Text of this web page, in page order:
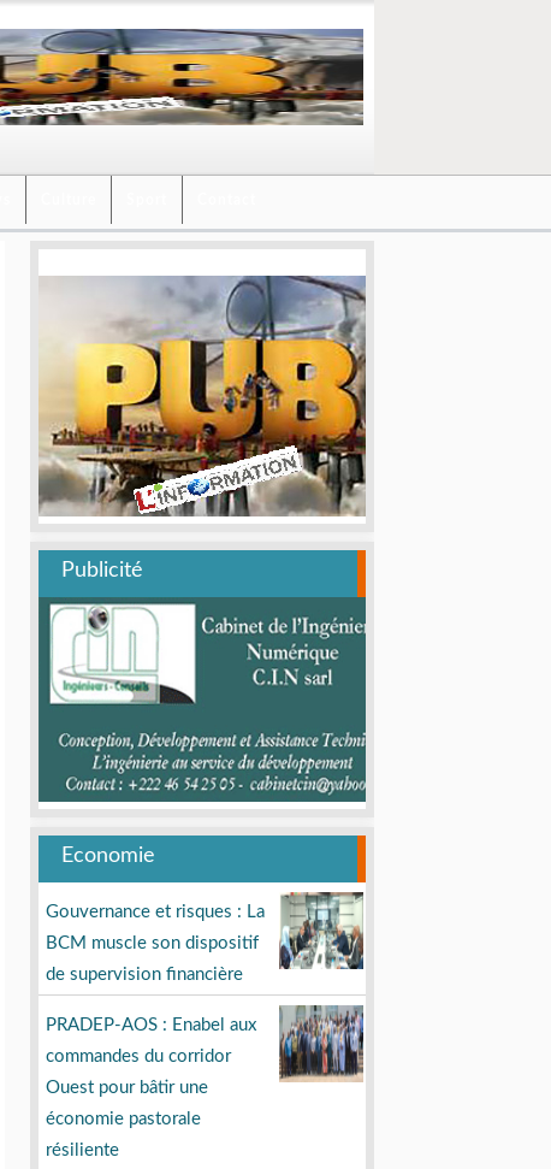
Publicité
Economie
Gouvernance et risques : La
BCM muscle son dispositif
de supervision financière
PRADEP-AOS : Enabel aux
commandes du corridor
Ouest pour bâtir une
économie pastorale
résiliente